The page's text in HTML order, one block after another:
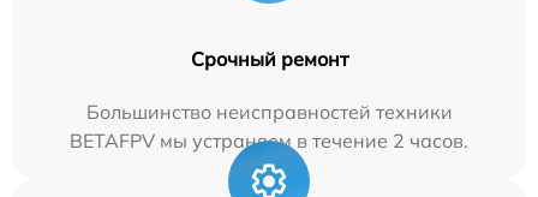
Срочный ремонт
Большинство неисправностей техники
BETAFPV мы устраняем в течение 2 часов.